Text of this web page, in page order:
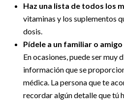
Haz una lista de todos los
vitaminas y los suplementos
dosis.
Pídele a un familiar o
En ocasiones, puede ser
información que se
médica. La persona que te
recordar algún detalle que tú